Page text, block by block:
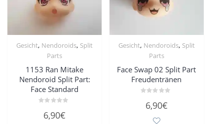
Gesicht, Nendoroids, Split
Parts
1153 Ran Mitake
Nendoroid Split Part:
Face Standard
mit6,90€
Gesicht, Nendoroids, Split
Parts
Face Swap 02 Split Part
Freudentränen
mit6,90€